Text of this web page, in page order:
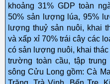
khoảng 31% GDP toàn
50% sản lượng lúa, 95%
lượng thuỷ sản nuôi, khai
và xấp xỉ 70% trái cây các
có sản lượng nuôi, khai
trường toàn cầu, tập
sông Cửu Long gồm: Cà